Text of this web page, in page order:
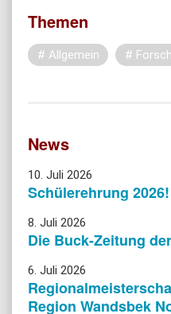
Themen
Allgemein
News
10. Juli 2026
Schülerehrung 2026!
8. Juli 2026
Die Buck-Zeitung
6. Juli 2026
Region Wandsbek